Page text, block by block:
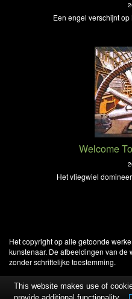
Een engel verschijnt
Welcome
Het vliegwiel
Het copyright op alle getoonde
kunstenaar. De afbeeldingen van de
zonder schriftelijke toestemming.
This website makes use of